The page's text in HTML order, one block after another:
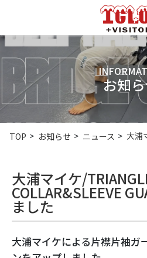
お知
TOP お知らせ ニュース 大浦
大浦マイケ/
COLLAR&SLEEVE
ました
大浦マイケによる片襟片袖ガ